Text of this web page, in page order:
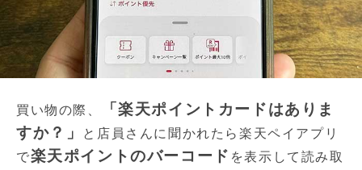
買い物の際、
「楽天ポイントカードはありま
すか？」
と店員さんに聞かれたら楽天ペイアプリ
で楽天ポイントのバーコード を表示して読み取